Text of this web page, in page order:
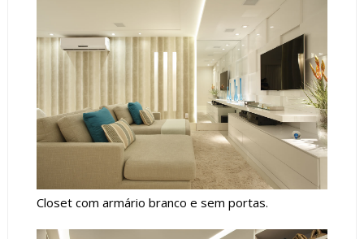
Closet com armário branco e sem portas.